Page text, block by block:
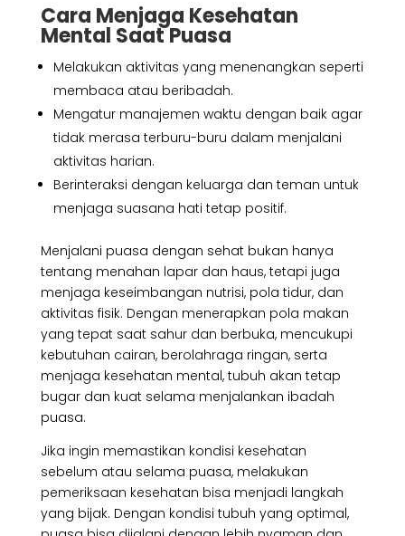
Cara Menjaga Kesehatan
Mental Saat Puasa
Melakukan aktivitas yang menenangkan seperti
membaca atau beribadah.
Mengatur manajemen waktu dengan baik agar
tidak merasa terburu-buru dalam menjalani
aktivitas harian.
Berinteraksi dengan keluarga dan teman untuk
menjaga suasana hati tetap positif.
Menjalani puasa dengan sehat bukan hanya
tentang menahan lapar dan haus, tetapi juga
menjaga keseimbangan nutrisi, pola tidur, dan
aktivitas fisik. Dengan menerapkan pola makan
yang tepat saat sahur dan berbuka, mencukupi
kebutuhan cairan, berolahraga ringan, serta
menjaga kesehatan mental, tubuh akan tetap
bugar dan kuat selama menjalankan ibadah
puasa.
Jika ingin memastikan kondisi kesehatan
sebelum atau selama puasa, melakukan
pemeriksaan kesehatan bisa menjadi langkah
yang bijak. Dengan kondisi tubuh yang optimal,